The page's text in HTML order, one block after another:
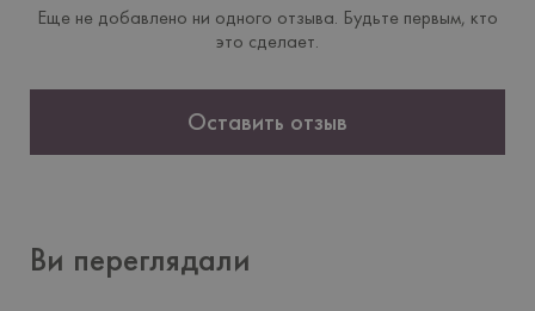
Еще не добавлено ни одного отзыва. Будьте первым, кто
это сделает.
Оставить отзыв
Ви переглядали